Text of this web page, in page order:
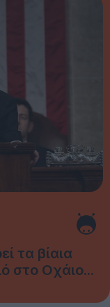
τα βίαια
στο Οχάιο...